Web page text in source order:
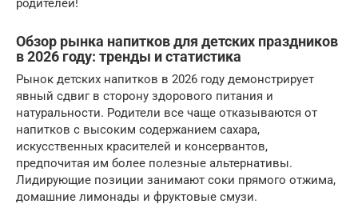
родителей!
Обзор рынка напитков для детских праздников
в 2026 году: тренды и статистика
Рынок детских напитков в 2026 году демонстрирует
явный сдвиг в сторону здорового питания и
натуральности. Родители все чаще отказываются от
напитков с высоким содержанием сахара,
искусственных красителей и консервантов,
предпочитая им более полезные альтернативы.
Лидирующие позиции занимают соки прямого отжима,
домашние лимонады и фруктовые смузи.